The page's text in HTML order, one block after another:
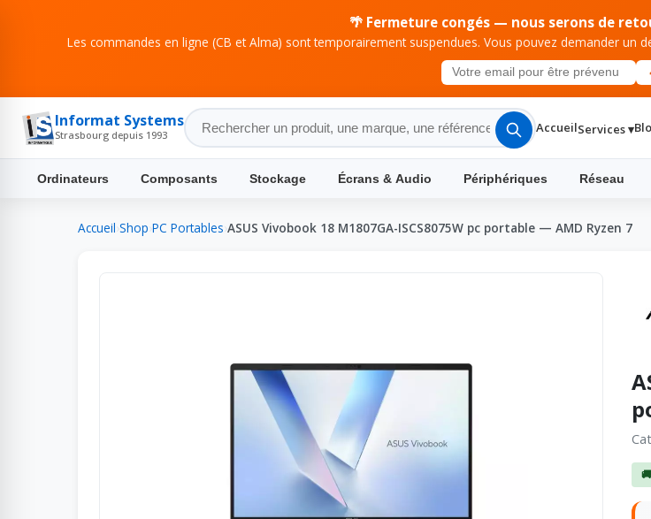
🌴 Fermeture congés — nous serons de
Les commandes en ligne (CB et Alma) sont temporairement suspendues. Vous pouvez demander
Informat Systems
Strasbourg depuis 1993 AccueilServices ▾
Ordinateurs Composants Stockage Écrans & Audio Périphériques Réseau
Accueil Shop PC Portables ASUS Vivobook 18 M1807GA-ISCS8075W pc portable — AMD Ryzen 7